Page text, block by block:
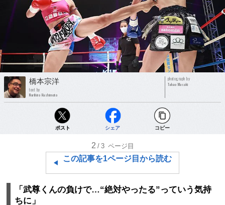
橋本宗洋
text by
Norihiro Hashimoto
photograph by
Takao Masaki
ポスト シェア コピー
2 /3 ページ目
この記事を1ページ目から読む
「武尊くんの負けで…“絶対やったる”っていう気持
ちに」